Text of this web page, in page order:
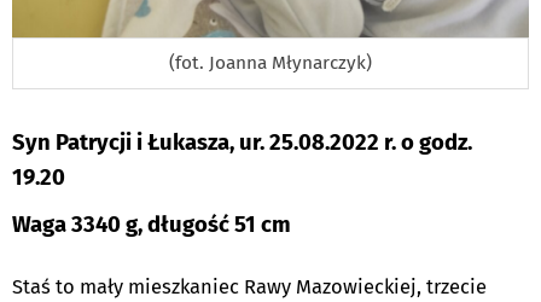
(fot. Joanna Młynarczyk)
Syn Patrycji i Łukasza, ur. 25.08.2022 r. o godz.
19.20
Waga 3340 g, długość 51 cm
Staś to mały mieszkaniec Rawy Mazowieckiej, trzecie